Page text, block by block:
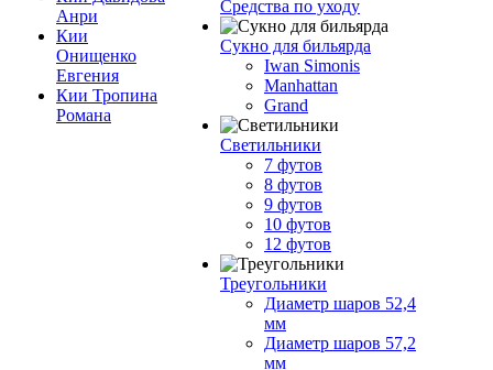
Анри
Кии
Онищенко
Евгения
Кии Тропина
Романа
Средства по уходу
Сукно для бильярда
Iwan Simonis
Manhattan
Grand
Светильники
7 футов
8 футов
9 футов
10 футов
12 футов
Треугольники
Диаметр шаров 52,4
мм
Диаметр шаров 57,2
мм